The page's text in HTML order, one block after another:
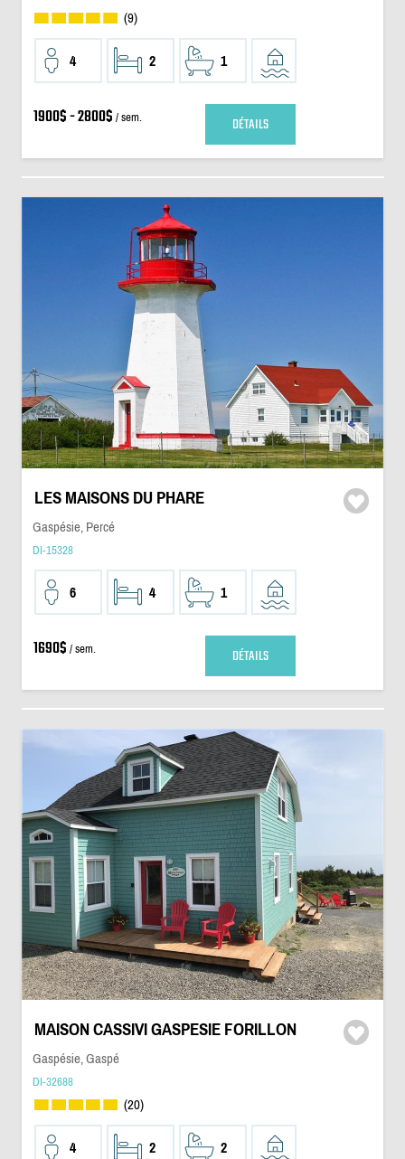
(9)
4 2 1
1900$ - 2800$ / sem. DÉTAILS
LES MAISONS DU PHARE
Gaspésie, Percé
DI-15328
6 4 1
1690$ / sem. DÉTAILS
MAISON CASSIVI GASPESIE FORILLON
Gaspésie, Gaspé
DI-32688
(20)
4 2 2